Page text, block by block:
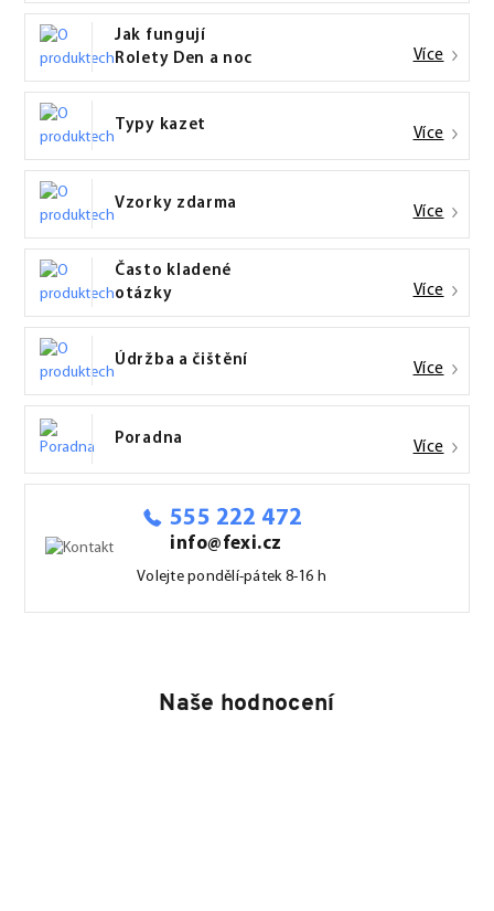
Jak fungují
Rolety Den a noc
Více
Typy kazet Více
Vzorky zdarma Více
Často kladené
otázky
Více
Údržba a čištění Více
Poradna Více
555 222 472
info@fexi.cz
Volejte pondělí-pátek 8-16 h
Naše hodnocení